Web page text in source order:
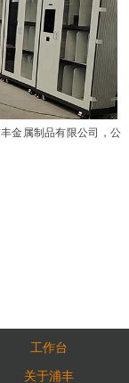
金属制品有限公司，公
工作台
关于浦丰